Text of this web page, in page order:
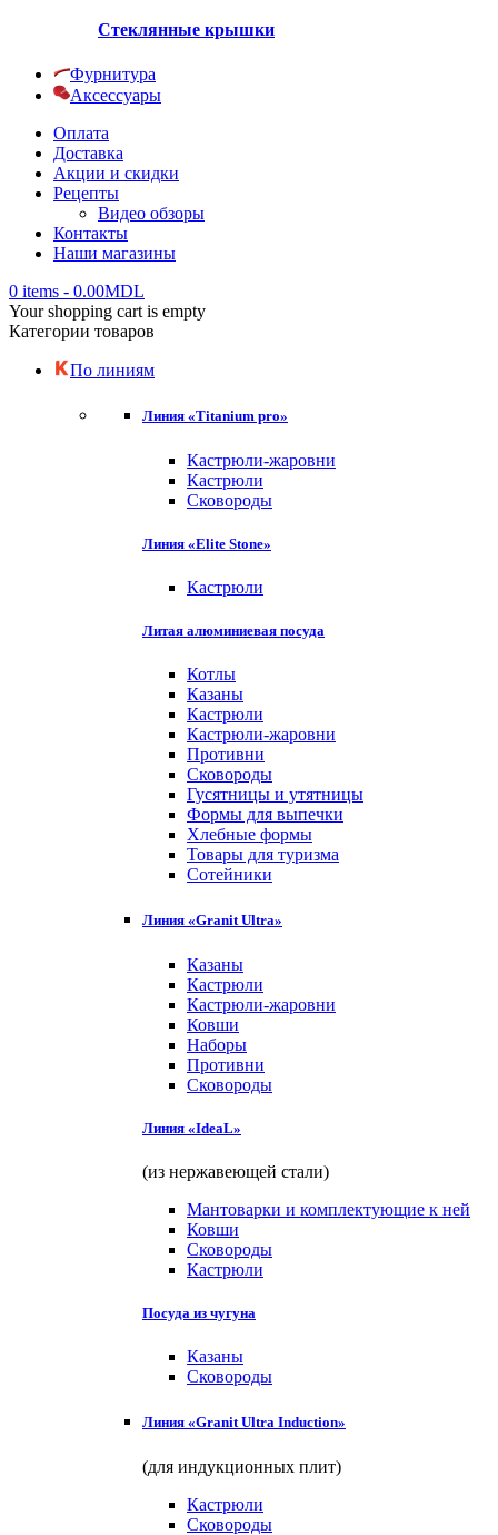
Стеклянные крышки
Фурнитура
Аксессуары
Оплата
Доставка
Акции и скидки
Рецепты
Видео обзоры
Контакты
Наши магазины
0 items - 0.00MDL
Your shopping cart is empty
Категории товаров
По линиям
Линия «Titanium pro»
Кастрюли-жаровни
Кастрюли
Сковороды
Линия «Elite Stone»
Кастрюли
Литая алюминиевая посуда
Котлы
Казаны
Кастрюли
Кастрюли-жаровни
Противни
Сковороды
Гусятницы и утятницы
Формы для выпечки
Хлебные формы
Товары для туризма
Сотейники
Линия «Granit Ultra»
Казаны
Кастрюли
Кастрюли-жаровни
Ковши
Наборы
Противни
Сковороды
Линия «IdeaL»
(из нержавеющей стали)
Мантоварки и комплектующие к ней
Ковши
Сковороды
Кастрюли
Посуда из чугуна
Казаны
Сковороды
Линия «Granit Ultra Induction»
(для индукционных плит)
Кастрюли
Сковороды